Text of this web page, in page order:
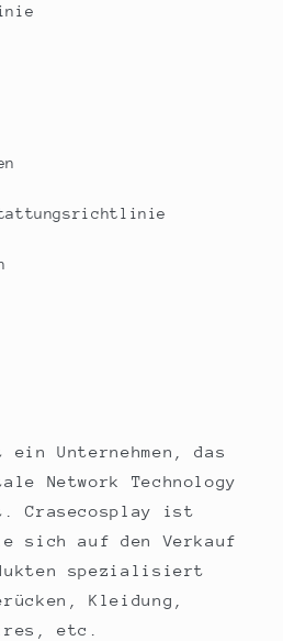
Unternehmen, das
Network Technology
Crasecosplay ist
sich auf den Verkauf
spezialisiert
Kleidung,
etc.